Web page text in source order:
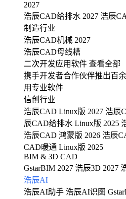
2027
浩辰CAD给排水 2027 浩辰
制造行业
浩辰CAD机械 2027
浩辰CAD母线槽
二次开发应用软件 查看全部
携手开发者合作伙伴推出百
用专业软件
信创行业
浩辰CAD Linux版 2027 浩辰
辰CAD给排水 Linux版 2025
浩辰CAD 鸿蒙版 2026 浩辰
CAD暖通 Linux版 2025
BIM & 3D CAD
GstarBIM 2027 浩辰3D 2027
浩辰AI
浩辰AI助手 浩辰AI识图